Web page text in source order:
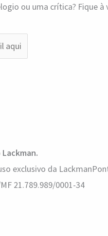
ou uma crítica? Fique
exclusivo da
21.789.989/0001-34